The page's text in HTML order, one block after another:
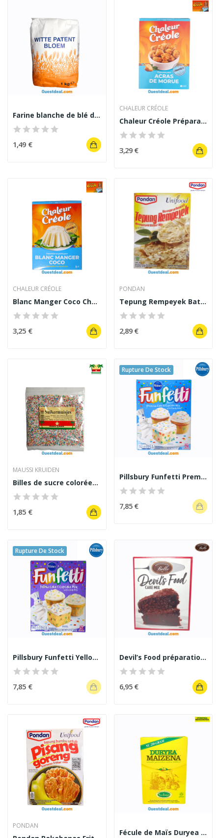
Farine blanche de blé de type Witte Patentbloem...
1,49 €
CHALEUR CRÉOLE
Chaleur Créole Préparation pour Acras de Morue...
3,29 €
CHALEUR CRÉOLE
Blanc Manger Coco Chaleur Créole 85 g
3,25 €
PONDAN
Tepung Rempeyek Batter Mix Pondan 200g
2,89 €
MAUSSI KRUIDEN
Billes de sucre colorées Suikermuisjes 50 g
1,85 €
Rupture De Stock
Pillsbury Funfetti Premium Cake & Cupcake Mix...
7,85 €
Rupture De Stock
Pillsbury Funfetti Yellow Cake & Cupcake Mix 432 g
7,85 €
Devil’s Food préparation pour gâteau Cake Mix...
6,95 €
PONDAN
Fécule de Maïs Duryea Maizena 250 g